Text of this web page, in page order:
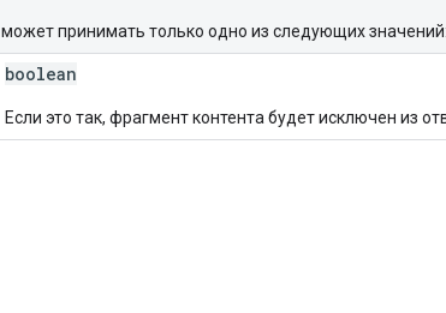
может принимать только одно из следующих значений:
boolean
Если это так, фрагмент контента будет исключен из